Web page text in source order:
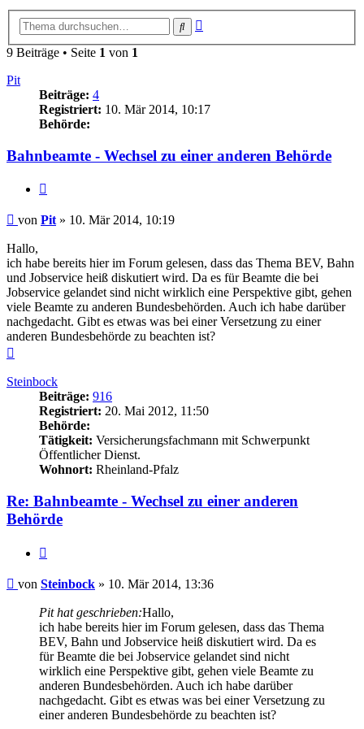
Suche
9 Beiträge • Seite 1 von 1
Pit
Beiträge: 4
Registriert: 10. Mär 2014, 10:17
Behörde:
Bahnbeamte - Wechsel zu einer anderen Behörde
Beitrag
von Pit » 10. Mär 2014, 10:19
Hallo,
ich habe bereits hier im Forum gelesen, dass das Thema BEV, Bahn
und Jobservice heiß diskutiert wird. Da es für Beamte die bei
Jobservice gelandet sind nicht wirklich eine Perspektive gibt, gehen
viele Beamte zu anderen Bundesbehörden. Auch ich habe darüber
nachgedacht. Gibt es etwas was bei einer Versetzung zu einer
anderen Bundesbehörde zu beachten ist?
Steinbock
Beiträge: 916
Registriert: 20. Mai 2012, 11:50
Behörde:
Tätigkeit: Versicherungsfachmann mit Schwerpunkt
Öffentlicher Dienst.
Wohnort: Rheinland-Pfalz
Re: Bahnbeamte - Wechsel zu einer anderen
Behörde
Beitrag
von Steinbock » 10. Mär 2014, 13:36
Pit hat geschrieben:Hallo,
ich habe bereits hier im Forum gelesen, dass das Thema
BEV, Bahn und Jobservice heiß diskutiert wird. Da es
für Beamte die bei Jobservice gelandet sind nicht
wirklich eine Perspektive gibt, gehen viele Beamte zu
anderen Bundesbehörden. Auch ich habe darüber
nachgedacht. Gibt es etwas was bei einer Versetzung zu
einer anderen Bundesbehörde zu beachten ist?